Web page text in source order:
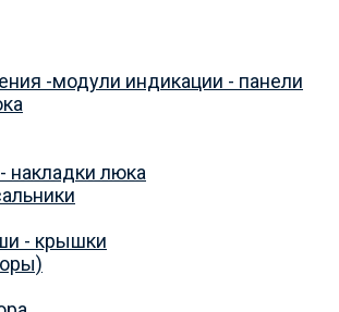
-модули индикации - панели
накладки люка
- крышки